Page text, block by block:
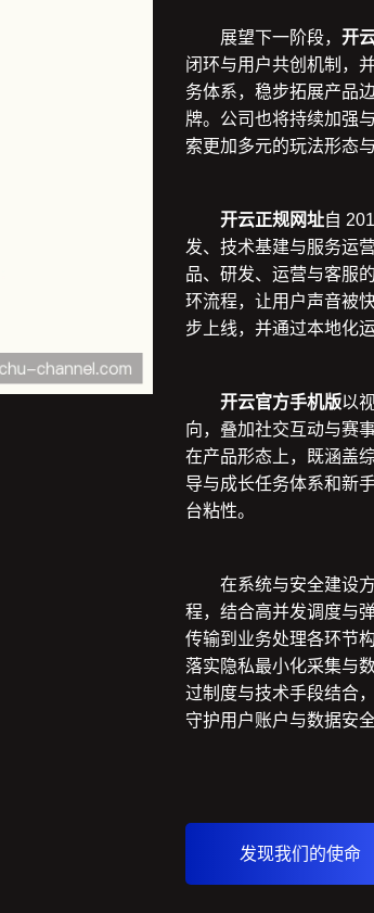
展望下一阶段， 开
闭环与用户共创机制，
务体系，稳步拓展产品
牌。公司也将持续加强
索更加多元的玩法形态
开云正规网址自
发、技术基建与服务运
品、研发、运营与客服
环流程，让用户声音被
步上线，并通过本地化
开云官方手机版以
向，叠加社交互动与赛
在产品形态上，既涵盖
导与成长任务体系和新
台粘性。
在系统与安全建设方
程，结合高并发调度与
传输到业务处理各环节
落实隐私最小化采集与
过制度与技术手段结合
守护用户账户与数据安全
发现我们的使命